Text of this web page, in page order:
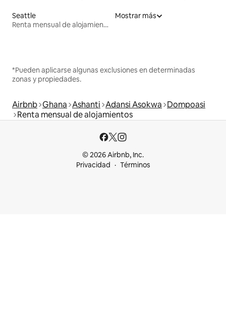
Seattle
Renta mensual de alojamientos
Mostrar más
*Pueden aplicarse algunas exclusiones en determinadas
zonas y propiedades.
Airbnb Ghana Ashanti Adansi Asokwa Dompoasi
Renta mensual de alojamientos
© 2026 Airbnb, Inc.
Privacidad
Términos